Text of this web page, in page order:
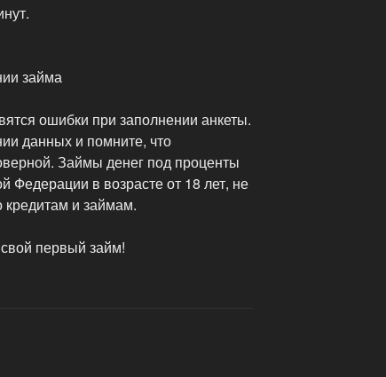
займа
ошибки при заполнении анкеты.
данных и помните, что
Займы денег под проценты
Федерации в возрасте от 18 лет, не
и займам.
первый займ!